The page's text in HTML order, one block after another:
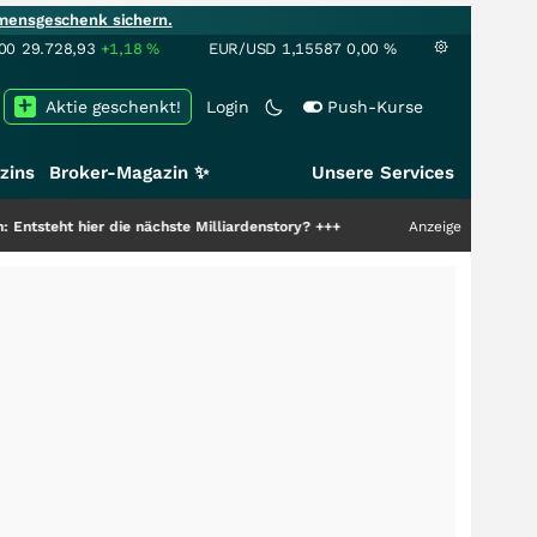
sichern.
29.728,93 +1,18% EUR/USD 1,15587 0,00 %
Login Push-Kurse
Aktie geschenkt!
Broker-Magazin ✨ Unsere Services
die nächste Milliardenstory?+++ Anzeige